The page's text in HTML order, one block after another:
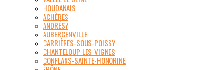
HOUDANAIS
ACHÈRES
ANDRÉSY
AUBERGENVILLE
CARRIÈRES-SOUS-POISSY
CHANTELOUP-LES-VIGNES
CONFLANS-SAINTE-HONORINE